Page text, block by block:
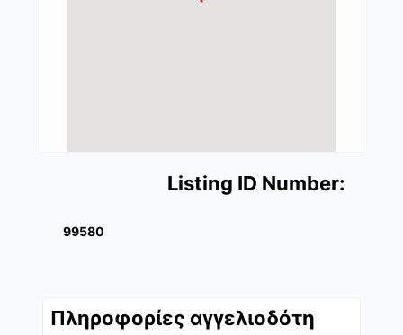
Listing ID Number:
99580
Πληροφορίες αγγελιοδότη